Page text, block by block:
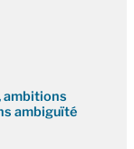
ambitions
ambiguïté